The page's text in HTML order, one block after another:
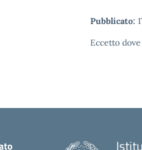
Pubblicato:
Eccetto